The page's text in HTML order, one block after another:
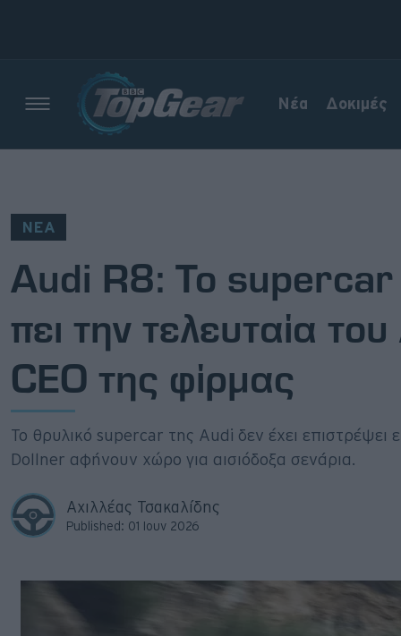
Νέα Δοκιμές
ΝΕΑ
Audi R8: Το supercar
πει την τελευταία
CEO της φίρμας
Το θρυλικό supercar της Audi δεν έχει επιστρέψει
Dollner αφήνουν χώρο για αισιόδοξα σενάρια.
Αχιλλέας Τσακαλίδης
Published: 01 Ιουν 2026
Electric
Motorsport
Άποψη
Viral
Big Reads
Retro
Moto
Gaming
Συνεντεύξεις